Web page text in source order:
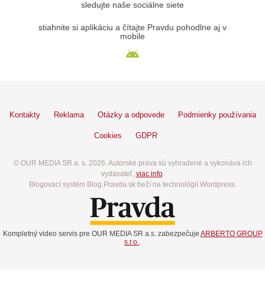
sledujte naše sociálne siete
stiahnite si aplikáciu a čítajte Pravdu pohodlne aj v
mobile
Kontakty Reklama Otázky a odpovede Podmienky používania
Cookies GDPR
© OUR MEDIA SR a. s. 2026. Autorské práva sú vyhradené a vykonáva ich
vydavateľ, viac info.
Blogovací systém Blog.Pravda.sk beží na technológií Wordpress.
Kompletný video servis pre OUR MEDIA SR a.s. zabezpečuje ARBERTO GROUP
s.r.o..